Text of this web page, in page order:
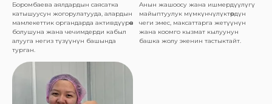
Боромбаева аялдардын саясатка
катышуусун жогорулатууда, алардын
мамлекеттик органдарда активдүүрөөк
болушуна жана чечимдерди кабыл
алууга негиз түзүүнүн башында
турган.
Анын жашоосу жана ишмердүүлүгү
майыптуулук мүмкүнчүлүктөрдүн
чеги эмес, максаттарга жетүүнүн
жана коомго кызмат кылуунун
башка жолу экенин тастыктайт.